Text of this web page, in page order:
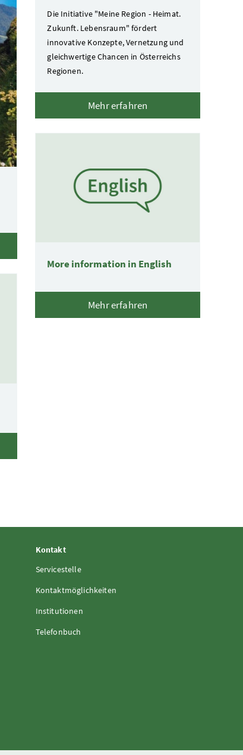
Die Initiative "Meine Region - Heimat.
Zukunft. Lebensraum" fördert
innovative Konzepte, Vernetzung und
gleichwertige Chancen in Österreichs
Regionen.
Mehr erfahren
More information in English
Mehr erfahren
Kontakt
Servicestelle
Kontaktmöglichkeiten
Institutionen
Telefonbuch